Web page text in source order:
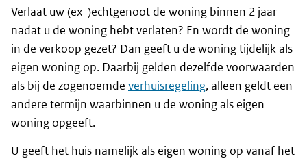
Verlaat uw (ex-)echtgenoot de woning binnen 2 jaar
nadat u de woning hebt verlaten? En wordt de woning
in de verkoop gezet? Dan geeft u de woning tijdelijk als
eigen woning op. Daarbij gelden dezelfde voorwaarden
als bij de zogenoemde verhuisregeling, alleen geldt een
andere termijn waarbinnen u de woning als eigen
woning opgeeft.
U geeft het huis namelijk als eigen woning op vanaf het